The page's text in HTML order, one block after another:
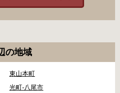
の地域
東山本町
光町-八尾市